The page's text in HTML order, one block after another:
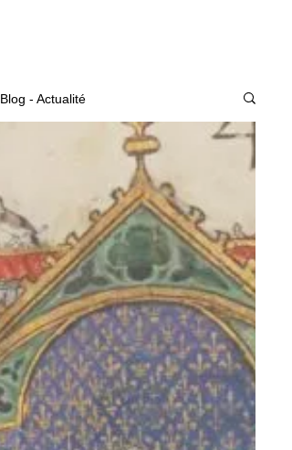
Blog - Actualité